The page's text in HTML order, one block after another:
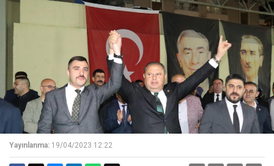
Yayınlanma: 19/04/2023 12:22